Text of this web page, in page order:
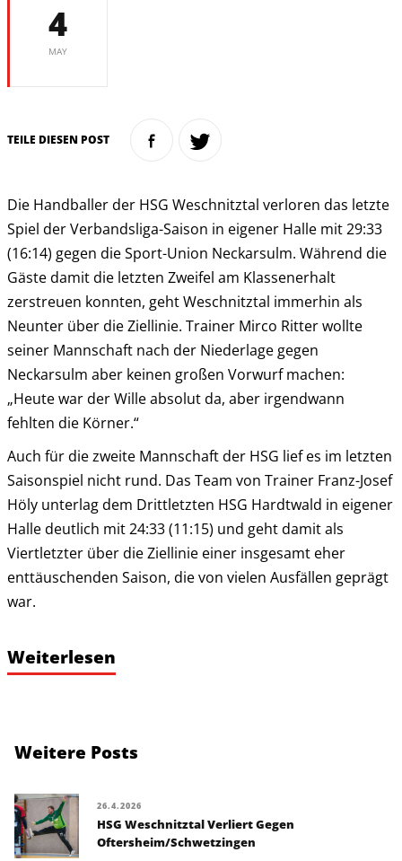
4
MAY
TEILE DIESEN POST
Die Handballer der HSG Weschnitztal verloren das letzte
Spiel der Verbandsliga-Saison in eigener Halle mit 29:33
(16:14) gegen die Sport-Union Neckarsulm. Während die
Gäste damit die letzten Zweifel am Klassenerhalt
zerstreuen konnten, geht Weschnitztal immerhin als
Neunter über die Ziellinie. Trainer Mirco Ritter wollte
seiner Mannschaft nach der Niederlage gegen
Neckarsulm aber keinen großen Vorwurf machen:
„Heute war der Wille absolut da, aber irgendwann
fehlten die Körner.“
Auch für die zweite Mannschaft der HSG lief es im letzten
Saisonspiel nicht rund. Das Team von Trainer Franz-Josef
Höly unterlag dem Drittletzten HSG Hardtwald in eigener
Halle deutlich mit 24:33 (11:15) und geht damit als
Viertletzter über die Ziellinie einer insgesamt eher
enttäuschenden Saison, die von vielen Ausfällen geprägt
war.
Weiterlesen
Weitere Posts
26.4.2026
HSG Weschnitztal Verliert Gegen
Oftersheim/Schwetzingen